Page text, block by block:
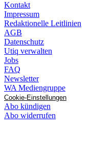
Kontakt
Impressum
Redaktionelle Leitlinien
AGB
Datenschutz
Utiq verwalten
Jobs
FAQ
Newsletter
WA Mediengruppe
Cookie-Einstellungen
Abo kündigen
Abo widerrufen